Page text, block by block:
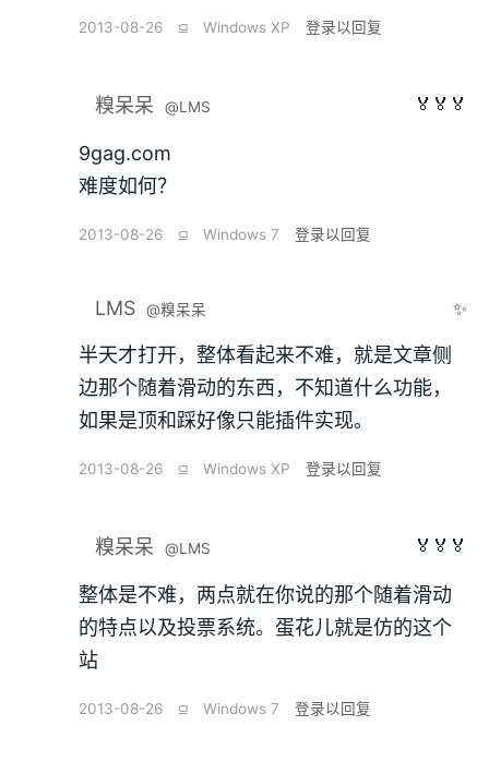
2013-08-26 ⫑ Windows XP 登录以回复
糗呆呆 @LMS 🏅🏅🏅
9gag.com
难度如何？
2013-08-26 ⫑ Windows 7 登录以回复
LMS @糗呆呆 ✨
半天才打开，整体看起来不难，就是文章侧
边那个随着滑动的东西，不知道什么功能，
如果是顶和踩好像只能插件实现。
2013-08-26 ⫑ Windows XP 登录以回复
糗呆呆 @LMS 🏅🏅🏅
整体是不难，两点就在你说的那个随着滑动
的特点以及投票系统。蛋花儿就是仿的这个
站
2013-08-26 ⫑ Windows 7 登录以回复